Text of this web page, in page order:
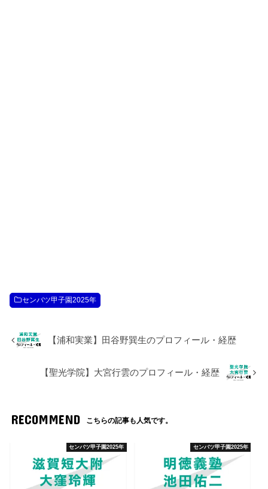
センバツ甲子園2025年
【浦和実業】田谷野巽生のプロフィール・経歴
【聖光学院】大宮行雲のプロフィール・経歴
RECOMMEND こちらの記事も人気です。
センバツ甲子園2025年 センバツ甲子園2025年